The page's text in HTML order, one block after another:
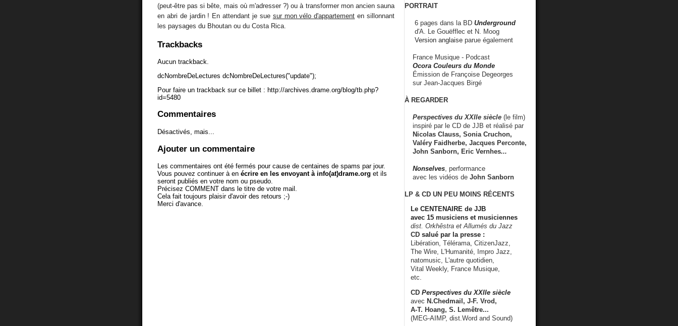
(peut-être pas si bête, mais où m'adresser ?) ou à transformer mon ancien sauna
en abri de jardin ! En attendant je sue sur mon vélo d'appartement en sillonnant
les paysages du Bhoutan ou du Costa Rica.
Trackbacks
Aucun trackback.
dcNombreDeLectures dcNombreDeLectures("update");
Pour faire un trackback sur ce billet : http://archives.drame.org/blog/tb.php?
id=5480
Commentaires
Désactivés, mais...
Ajouter un commentaire
Les commentaires ont été fermés pour cause de centaines de spams par jour.
Vous pouvez continuer à en écrire en les envoyant à info(at)drame.org et ils
seront publiés en votre nom ou pseudo.
Précisez COMMENT dans le titre de votre mail.
Cela fait toujours plaisir d'avoir des retours ;-)
Merci d'avance.
PORTRAIT
6 pages dans la BD Underground
d'A. Le Gouëfflec et N. Moog
Version anglaise parue également
France Musique - Podcast
Ocora Couleurs du Monde
Émission de Françoise Degeorges
sur Jean-Jacques Birgé
À REGARDER
Perspectives du XXIIe siècle (le film)
inspiré par le CD de JJB et réalisé par
Nicolas Clauss, Sonia Cruchon,
Valéry Faidherbe, Jacques Perconte,
John Sanborn, Eric Vernhes...
Nonselves , performance
avec les vidéos de John Sanborn
LP & CD UN PEU MOINS RÉCENTS
Le CENTENAIRE de JJB
avec 15 musiciens et musiciennes
dist. Orkhêstra et Allumés du Jazz
CD salué par la presse :
Libération, Télérama, CitizenJazz,
The Wire, L'Humanité, Impro Jazz,
natomusic, L'autre quotidien,
Vital Weekly, France Musique,
etc.
CD Perspectives du XXIIe siècle
avec N.Chedmail, J-F. Vrod,
A-T. Hoang, S. Lemêtre...
(MEG-AIMP, dist.Word and Sound)